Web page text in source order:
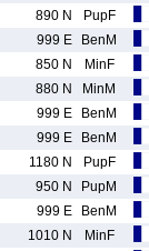
890 N PupF
999 E BenM
850 N MinF
880 N MinM
999 E BenM
999 E BenM
1180 N PupF
950 N PupM
999 E BenM
1010 N MinF